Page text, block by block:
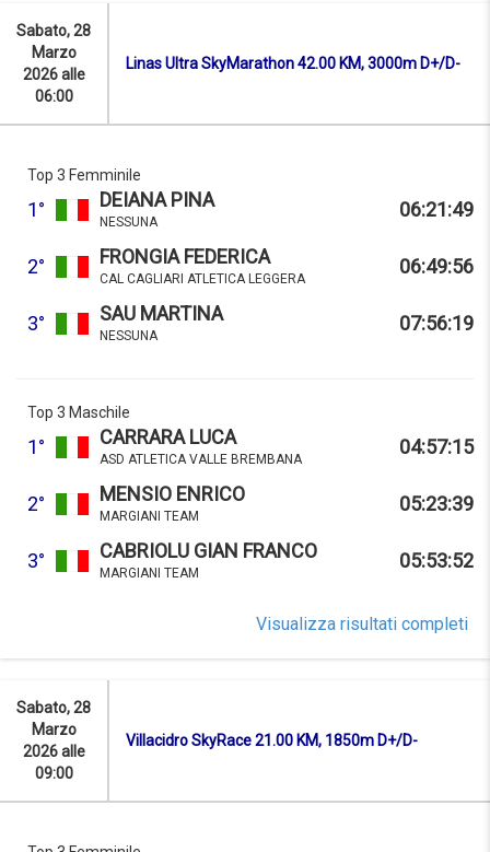
Sabato, 28
Marzo
2026 alle
06:00
Linas Ultra SkyMarathon 42.00 KM, 3000m D+/D-
Top 3 Femminile
1° DEIANA PINA
NESSUNA
06:21:49
2° FRONGIA FEDERICA
CAL CAGLIARI ATLETICA LEGGERA
06:49:56
3° SAU MARTINA
NESSUNA
07:56:19
Top 3 Maschile
1° CARRARA LUCA
ASD ATLETICA VALLE BREMBANA
04:57:15
2° MENSIO ENRICO
MARGIANI TEAM
05:23:39
3° CABRIOLU GIAN FRANCO
MARGIANI TEAM
05:53:52
Visualizza risultati completi
Sabato, 28
Marzo
2026 alle
09:00
Villacidro SkyRace 21.00 KM, 1850m D+/D-